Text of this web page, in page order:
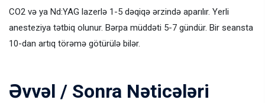
CO2 və ya Nd:YAG lazerlə 1-5 dəqiqə ərzində aparılır. Yerli
anesteziya tətbiq olunur. Bərpa müddəti 5-7 gündür. Bir seansta
10-dan artıq törəmə götürülə bilər.
Əvvəl / Sonra Nəticələri